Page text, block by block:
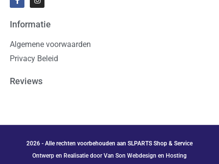
Informatie
Algemene voorwaarden
Privacy Beleid
Reviews
2026 - Alle rechten voorbehouden aan SLPARTS Shop & Service
Ontwerp en Realisatie door Van Son Webdesign en Hosting